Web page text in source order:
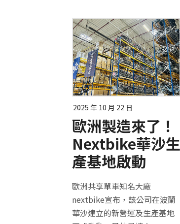
2025 年 10 月 22 日
歐洲製造來了！
Nextbike華沙生
產基地啟動
歐洲共享單車知名大廠
nextbike宣布，該公司在波蘭
華沙建立的新營運及生產基地